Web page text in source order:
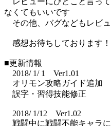
なくてもいいです
その他、バグなどもレビ
感想お待ちしております！
■更新情報
2018/ 1/ 1 Ver1.01
オリモン攻略ガイド追加
誤字・習得技能修正
2018/ 1/12 Ver1.02
戦闘中に戦闘不能キャラ